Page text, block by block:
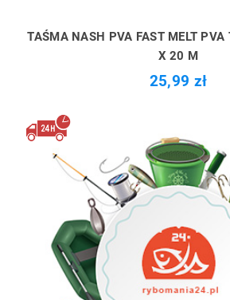
TAŚMA NASH PVA FAST MELT PVA
X 20 M
25,99 zł